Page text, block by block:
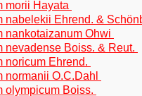
morii Hayata
nabelekii Ehrend. &
nankotaizanum Ohwi
nevadense Boiss. & Reut.
noricum Ehrend.
normanii O.C.Dahl
olympicum Boiss.